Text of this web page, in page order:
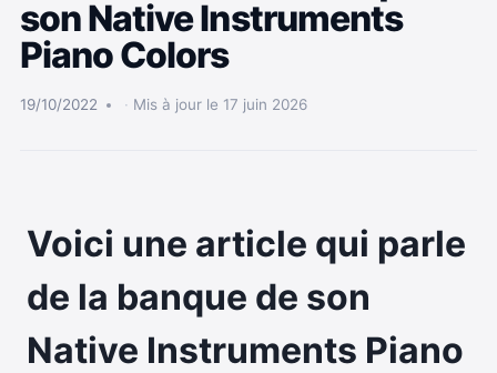
son Native Instruments
Piano Colors
19/10/2022 Mis à jour le 17 juin 2026
Voici une article qui parle
de la banque de son
Native Instruments Piano